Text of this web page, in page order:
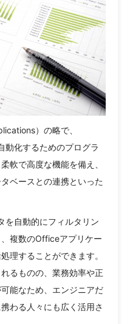
）の略で、
化するためのプログラ
軟で高度な機能を備え、
ベースとの連携といった
を自動的にフィルタリン
複数のOfficeアプリケー
理することができます。
るものの、業務効率や正
能なため、エンジニアだ
わる人々にも広く活用さ